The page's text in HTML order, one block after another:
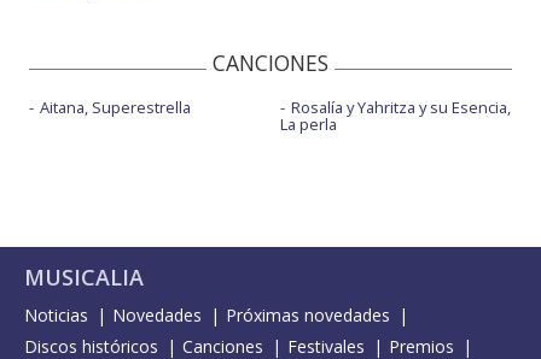
CANCIONES
Aitana, Superestrella Rosalía y Yahritza y su Esencia,
La perla
MUSICALIA
Noticias Novedades
Próximas novedades
Discos históricos
Canciones Festivales
Premios